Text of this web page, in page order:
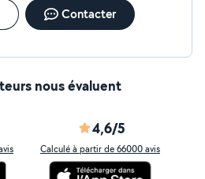
Contacter
nous évaluent
4,6/5
Calculé à partir de 66000 avis